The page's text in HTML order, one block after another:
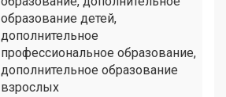
образование детей,
дополнительное
профессиональное образование,
дополнительное образование
взрослых